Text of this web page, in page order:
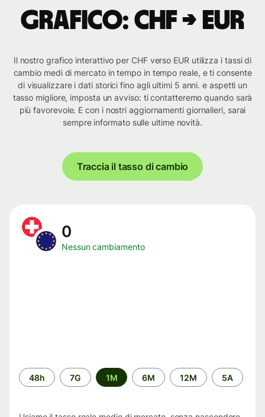
Grafico: CHF → EUR
Il nostro grafico interattivo per CHF verso EUR utilizza i tassi di
cambio medi di mercato in tempo in tempo reale, e ti consente
di visualizzare i dati storici fino agli ultimi 5 anni. e aspetti un
tasso migliore, imposta un avviso: ti contatteremo quando sarà
più favorevole. E con i nostri aggiornamenti giornalieri, sarai
sempre informato sulle ultime novità.
Traccia il tasso di cambio
0
Nessun cambiamento
Periodo
di
48h 7G 1M 6M 12M 5A